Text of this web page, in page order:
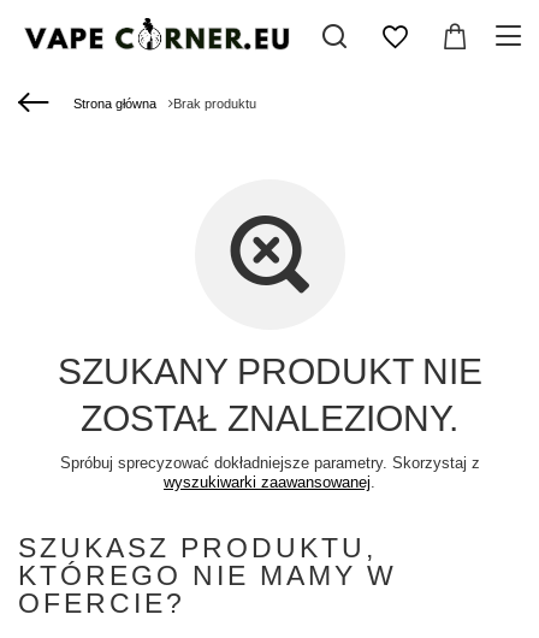
Strona główna Brak produktu
SZUKANY PRODUKT NIE
ZOSTAŁ ZNALEZIONY.
Spróbuj sprecyzować dokładniejsze parametry. Skorzystaj z
wyszukiwarki zaawansowanej.
SZUKASZ PRODUKTU,
KTÓREGO NIE MAMY W
OFERCIE?